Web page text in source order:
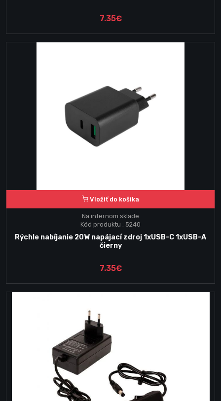
7.35€
Vložiť do košika
Na internom sklade
Kód produktu : 5240
Rýchle nabíjanie 20W napájací zdroj 1xUSB-C 1xUSB-A
čierny
7.35€